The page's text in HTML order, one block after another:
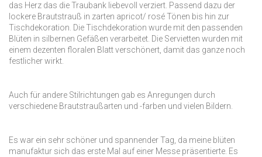
das Herz das die Traubank liebevoll verziert. Passend dazu der
lockere Brautstrauß in zarten apricot/ rosé Tönen bis hin zur
Tischdekoration. Die Tischdekoration wurde mit den passenden
Blüten in silbernen Gefäßen verarbeitet. Die Servietten wurden mit
einem dezenten floralen Blatt verschönert, damit das ganze noch
festlicher wirkt.
Auch für andere Stilrichtungen gab es Anregungen durch
verschiedene Brautstraußarten und -farben und vielen Bildern.
Es war ein sehr schöner und spannender Tag, da meine blüten
manufaktur sich das erste Mal auf einer Messe präsentierte. Es